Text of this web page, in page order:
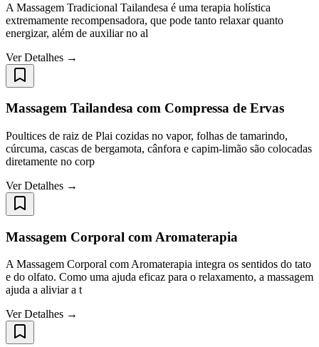
A Massagem Tradicional Tailandesa é uma terapia holística
extremamente recompensadora, que pode tanto relaxar quanto
energizar, além de auxiliar no al
Ver Detalhes →
Massagem Tailandesa com Compressa de Ervas
Poultices de raiz de Plai cozidas no vapor, folhas de tamarindo,
cúrcuma, cascas de bergamota, cânfora e capim-limão são colocadas
diretamente no corp
Ver Detalhes →
Massagem Corporal com Aromaterapia
A Massagem Corporal com Aromaterapia integra os sentidos do tato
e do olfato. Como uma ajuda eficaz para o relaxamento, a massagem
ajuda a aliviar a t
Ver Detalhes →